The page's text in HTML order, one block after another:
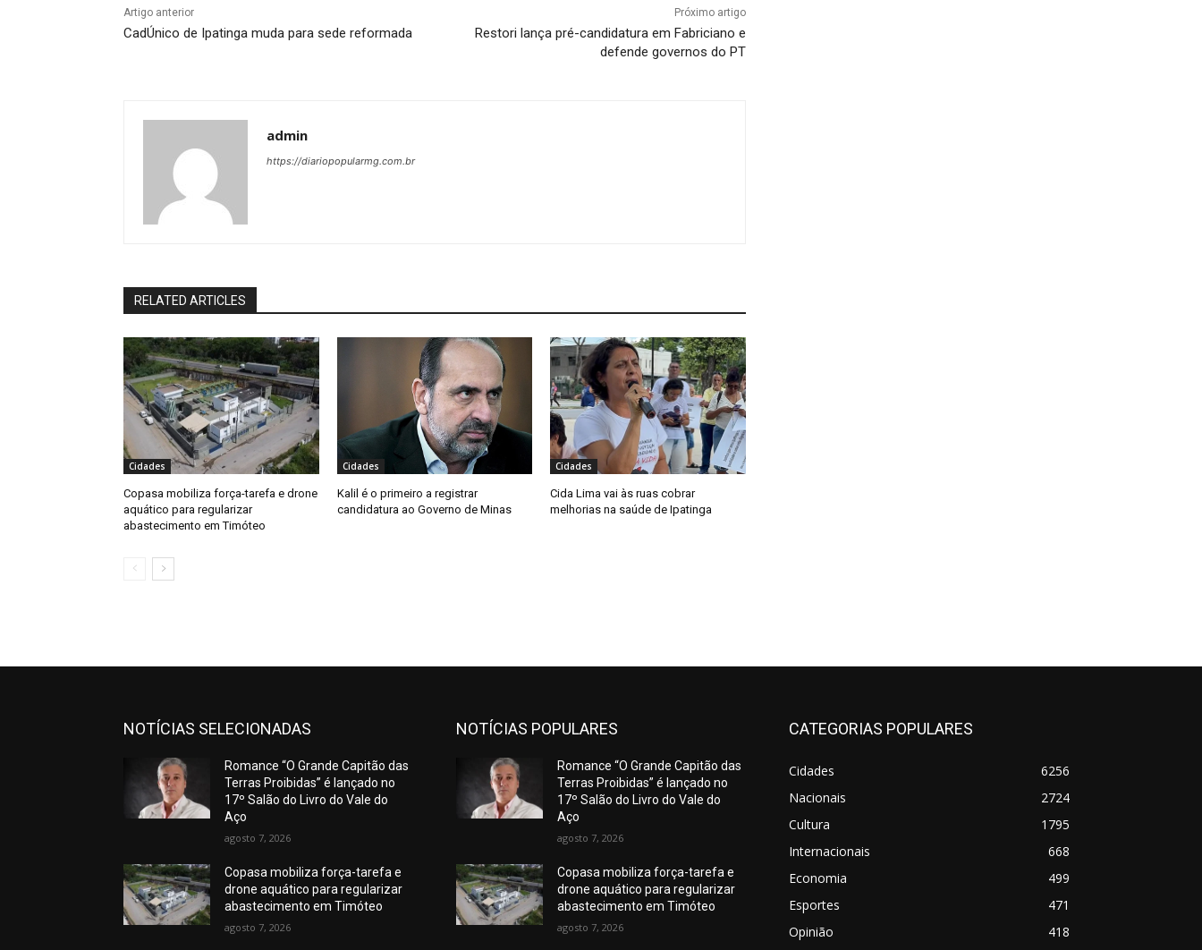
Artigo anterior
CadÚnico de Ipatinga muda para sede reformada
Próximo artigo
Restori lança pré-candidatura em Fabriciano e
defende governos do PT
admin
https://diariopopularmg.com.br
RELATED ARTICLES
Cidades
Copasa mobiliza força-tarefa e drone
aquático para regularizar
abastecimento em Timóteo
Cidades
Kalil é o primeiro a registrar
candidatura ao Governo de Minas
Cidades
Cida Lima vai às ruas cobrar
melhorias na saúde de Ipatinga
NOTÍCIAS SELECIONADAS
Romance “O Grande Capitão das
Terras Proibidas” é lançado no
17º Salão do Livro do Vale do
Aço
agosto 7, 2026
Copasa mobiliza força-tarefa e
drone aquático para regularizar
abastecimento em Timóteo
agosto 7, 2026
NOTÍCIAS POPULARES
Romance “O Grande Capitão das
Terras Proibidas” é lançado no
17º Salão do Livro do Vale do
Aço
agosto 7, 2026
Copasa mobiliza força-tarefa e
drone aquático para regularizar
abastecimento em Timóteo
agosto 7, 2026
CATEGORIAS POPULARES
Cidades
6256
Nacionais
2724
Cultura
1795
Internacionais
668
Economia
499
Esportes
471
Opinião
418